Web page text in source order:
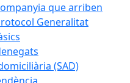
que arriben
Generalitat
(SAD)